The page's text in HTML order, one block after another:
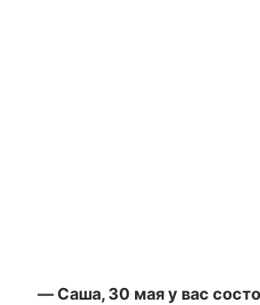
— Саша, 30 мая у вас